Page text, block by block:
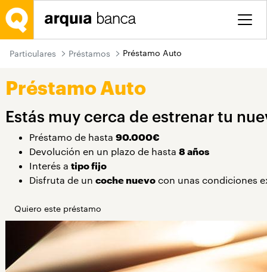
Saltar al contenido principal
Particulares Préstamos Préstamo Auto
Préstamo Auto
Estás muy cerca de estrenar tu
Préstamo de hasta 90.000€
Devolución en un plazo de hasta 8 años
Interés a tipo fijo
Disfruta de un coche nuevocon unas condiciones
Quiero este préstamo